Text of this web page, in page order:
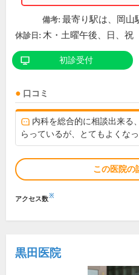
備考: 最寄り駅は、岡山
休診日: 木・土曜午後、日、祝
初診受付
口コミ
内科を総合的に相談出来る
らっているが、とてもよくなっ
この医院の
アクセス数※
黒田医院